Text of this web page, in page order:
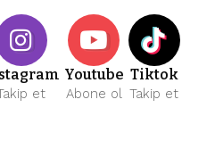
et
Youtube
Abone ol
Tiktok
Takip et